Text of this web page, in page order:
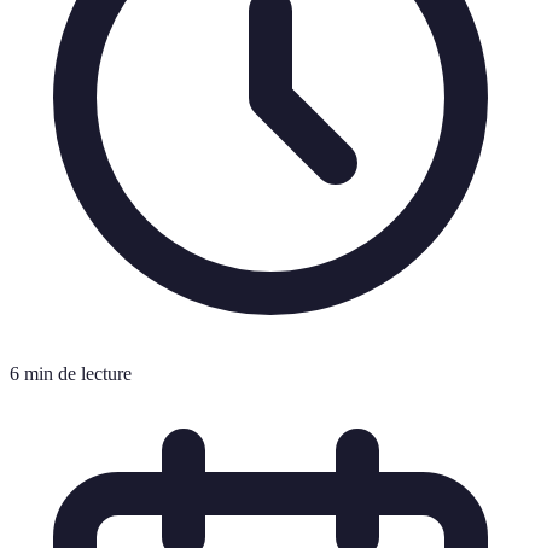
6 min de lecture